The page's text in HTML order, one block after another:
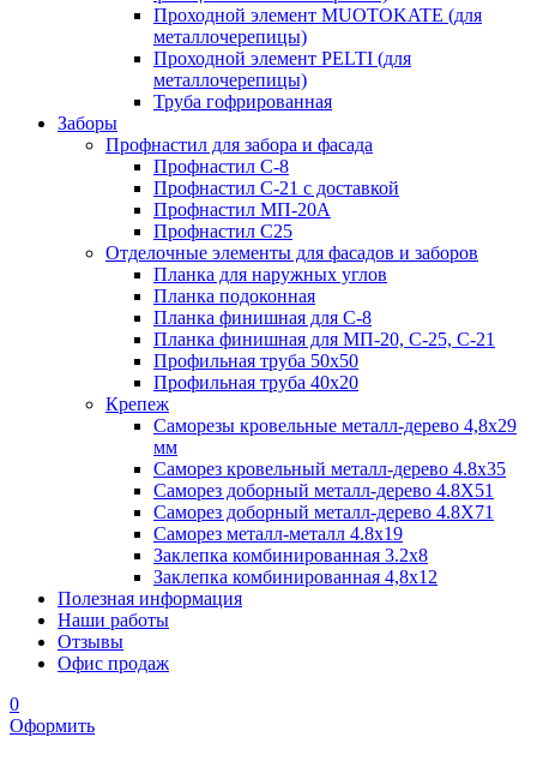
Проходной элемент MUOTOKATE (для
металлочерепицы)
Проходной элемент PELTI (для
металлочерепицы)
Труба гофрированная
Заборы
Профнастил для забора и фасада
Профнастил С-8
Профнастил С-21 с доставкой
Профнастил МП-20А
Профнастил С25
Отделочные элементы для фасадов и заборов
Планка для наружных углов
Планка подоконная
Планка финишная для С-8
Планка финишная для МП-20, С-25, С-21
Профильная труба 50x50
Профильная труба 40x20
Крепеж
Саморезы кровельные металл-дерево 4,8х29
мм
Саморез кровельный металл-дерево 4.8x35
Саморез доборный металл-дерево 4.8X51
Саморез доборный металл-дерево 4.8X71
Саморез металл-металл 4.8x19
Заклепка комбинированная 3.2x8
Заклепка комбинированная 4,8x12
Полезная информация
Наши работы
Отзывы
Офис продаж
0
Оформить